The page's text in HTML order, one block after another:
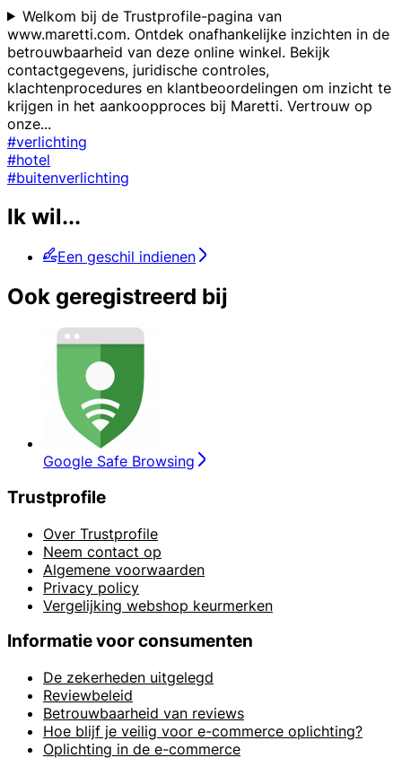
Welkom bij de Trustprofile-pagina van
www.maretti.com. Ontdek onafhankelijke inzichten in de
betrouwbaarheid van deze online winkel. Bekijk
contactgegevens, juridische controles,
klachtenprocedures en klantbeoordelingen om inzicht te
krijgen in het aankoopproces bij Maretti. Vertrouw op
onze...
#verlichting
#hotel
#buitenverlichting
Ik wil...
Een geschil indienen
Ook geregistreerd bij
Google Safe Browsing
Trustprofile
Over Trustprofile
Neem contact op
Algemene voorwaarden
Privacy policy
Vergelijking webshop keurmerken
Informatie voor consumenten
De zekerheden uitgelegd
Reviewbeleid
Betrouwbaarheid van reviews
Hoe blijf je veilig voor e-commerce oplichting?
Oplichting in de e-commerce